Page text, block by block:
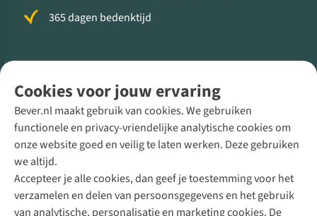
Cookies voor jouw ervaring
Bever.nl maakt gebruik van cookies. We gebruiken
functionele en privacy-vriendelijke analytische cookies om
onze website goed en veilig te laten werken. Deze gebruiken
we altijd.
Accepteer je alle cookies, dan geef je toestemming voor het
verzamelen en delen van persoonsgegevens en het gebruik
van analytische, personalisatie en marketing cookies. De
365 dagen bedenktijd
Direct advies van een Buitenexpert
+31 (0)85 888 50 88
+31 6 12 28 49 80